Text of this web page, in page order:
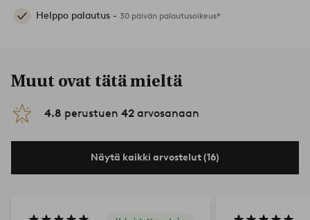
Helppo palautus - 30 päivän palautusoikeus*
Muut ovat tätä mieltä
4.8 perustuen 42 arvosanaan
Näytä kaikki arvostelut (16)